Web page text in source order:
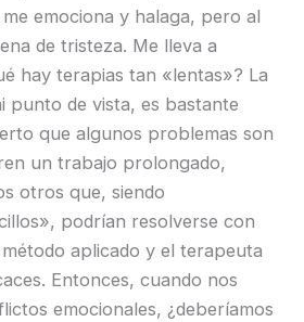
emociona y halaga, pero al
de tristeza. Me lleva a
hay terapias tan «lentas»? La
punto de vista, es bastante
que algunos problemas son
un trabajo prolongado,
otros que, siendo
podrían resolverse con
aplicado y el terapeuta
Entonces, cuando nos
emocionales, ¿deberíamos